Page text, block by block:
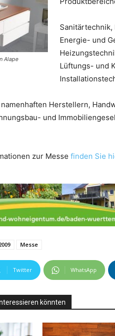
Alape
Sanitärtechnik,
Energie- und
Lüftungs- und
Herstellern,
und
zur Messe finden Sie
Messe
Twitter WhatsApp
könnten